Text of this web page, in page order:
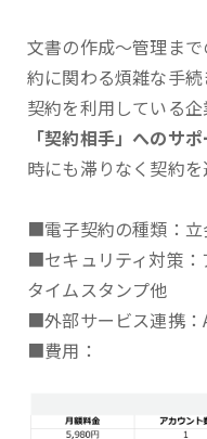
文書の作成～管理ま
約に関わる煩雑な手
契約を利用している企
「契約相手」へのサ
時にも滞りなく契約を
■電子契約の種類：立
■セキュリティ対策：
タイムスタンプ他
■外部サービス連携：
■費用：